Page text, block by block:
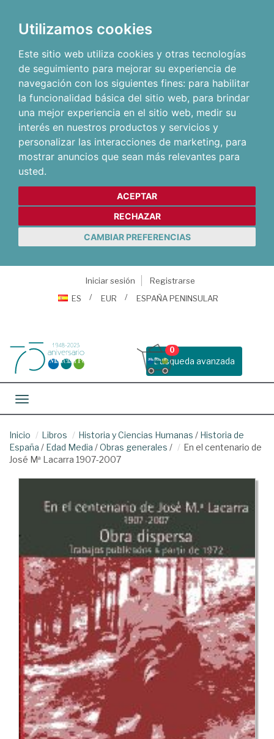
Utilizamos cookies
Este sitio web utiliza cookies y otras tecnologías
de seguimiento para mejorar su experiencia de
navegación con los siguientes fines: para habilitar
la funcionalidad básica del sitio web, para brindar
una mejor experiencia en el sitio web, medir su
interés en nuestros productos y servicios y
personalizar las interacciones de marketing, para
mostrar anuncios que sean más relevantes para
usted.
ACEPTAR
RECHAZAR
CAMBIAR PREFERENCIAS
Iniciar sesión
Registrarse
ES
EUR ESPAÑA PENINSULAR
Busqueda avanzada
0
Toggle navigation
Inicio Libros Historia y Ciencias Humanas / Historia de
España / Edad Media /Obras generales /
En el centenario de
José Mª Lacarra 1907-2007